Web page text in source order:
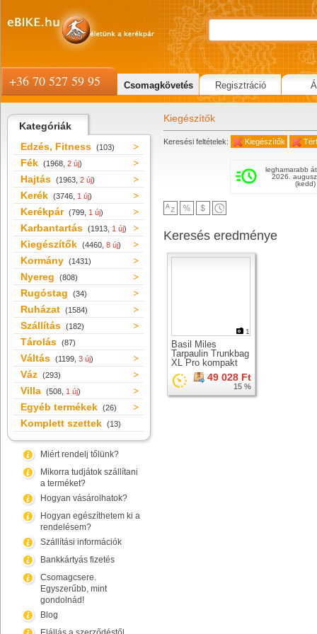
Kategóriák
Edzés, Fitness (103)
Fék (1968, 2 új)
Hajtás (1963, 2 új)
Kerék (3746, 1 új)
Kerékpár (799, 1 új)
Karbantartás (1913, 1 új)
Kiegészítők (4460, 8 új)
Kormány (1431)
Nyereg (808)
Rugóstag (34)
Ruházat (1584)
Szállítás (182)
Tárolás (87)
Váltás (1199, 3 új)
Váz (293)
Villa (508, 1 új)
Egyéb termékek (26)
Komplett szettek (13)
Miért rendelj tőlünk?
Mikorra tudjátok szállítani
a terméket?
Hogyan vásárolhatok?
Hogyan egészíthetem ki a
rendelésem?
Szállítási információk
Bankkártyás fizetés
Csomagcsere.
Egyszerűbb, mint
gondolnád!
Blog
Kiegészítők
Keresési feltételek: Kiegészítők
leghamarabb
2026.
(kedd)
Keresés eredménye
1
Basil Miles
Tarpaulin Trunkbag
XL Pro kompakt
táska csomagtartó
tetejére MIK 2.0
adapterrel
49 028 Ft
15 %
+36 70 527 59 95 Csomagkövetés Regisztráció